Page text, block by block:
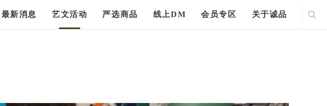
最新消息 艺文活动 严选商品 线上DM 会员专区 关于诚品